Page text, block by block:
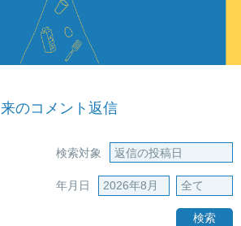
来のコメント返信
検索対象
年月日
検索